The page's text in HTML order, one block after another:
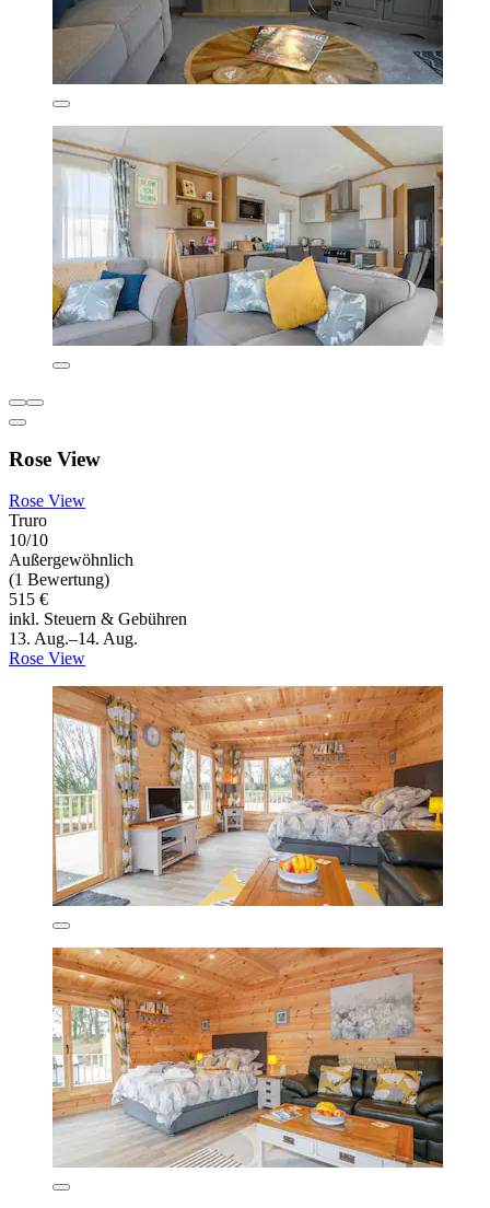
Rose View
Rose View
Truro
10/10
Außergewöhnlich
(1 Bewertung)
515 €
inkl. Steuern & Gebühren
13. Aug.–14. Aug.
Rose View